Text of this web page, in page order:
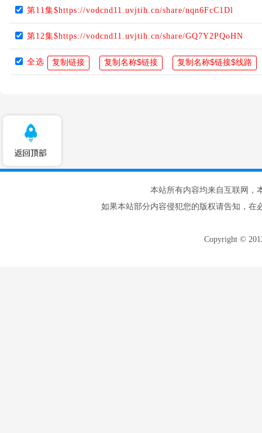
第11集$https://vodcnd11.uvjtih.cn/share/nqn6FcC1Dl
第12集$https://vodcnd11.uvjtih.cn/share/GQ7Y2PQoHN
全选
本站所有内容均来自互联网，
如果本站部分内容侵犯您的版权请告知，在
Copyright ©